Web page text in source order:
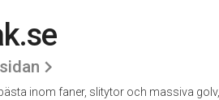
inom faner, slitytor och massiva golv,